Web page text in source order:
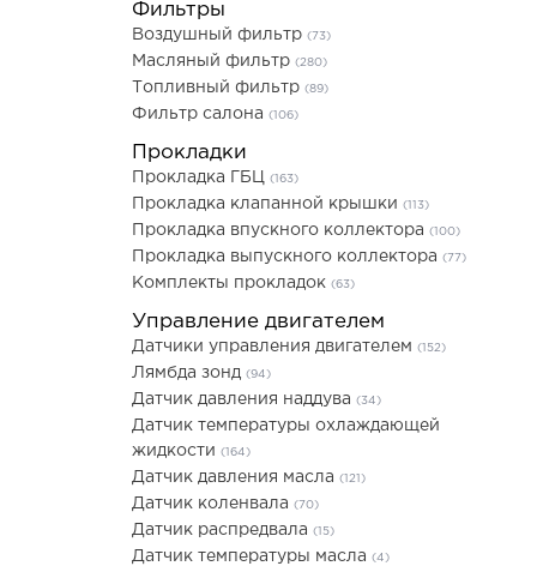
Фильтры
Воздушный фильтр (73)
Масляный фильтр (280)
Топливный фильтр (89)
Фильтр салона (106)
Прокладки
Прокладка ГБЦ (163)
Прокладка клапанной крышки (113)
Прокладка впускного коллектора (100)
Прокладка выпускного коллектора (77)
Комплекты прокладок (63)
Управление двигателем
Датчики управления двигателем (152)
Лямбда зонд (94)
Датчик давления наддува (34)
Датчик температуры охлаждающей
жидкости (164)
Датчик давления масла (121)
Датчик коленвала (70)
Датчик распредвала (15)
Датчик температуры масла (4)